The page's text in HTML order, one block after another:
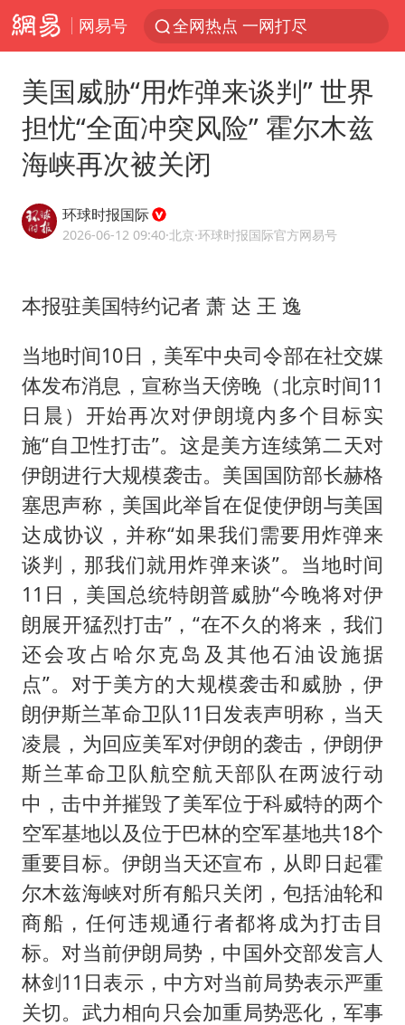
网易号 全网热点 一网打尽
美国威胁“用炸弹来谈判” 世界
担忧“全面冲突风险” 霍尔木兹
海峡再次被关闭
环球时报国际
2026-06-12 09:40·北京·环球时报国际官方网易号
本报驻美国特约记者 萧 达 王 逸
当地时间10日，美军中央司令部在社交媒
体发布消息，宣称当天傍晚（北京时间11
日晨）开始再次对伊朗境内多个目标实
施“自卫性打击”。这是美方连续第二天对
伊朗进行大规模袭击。美国国防部长赫格
塞思声称，美国此举旨在促使伊朗与美国
达成协议，并称“如果我们需要用炸弹来
谈判，那我们就用炸弹来谈”。当地时间
11日，美国总统特朗普威胁“今晚将对伊
朗展开猛烈打击”，“在不久的将来，我们
还会攻占哈尔克岛及其他石油设施据
点”。对于美方的大规模袭击和威胁，伊
朗伊斯兰革命卫队11日发表声明称，当天
凌晨，为回应美军对伊朗的袭击，伊朗伊
斯兰革命卫队航空航天部队在两波行动
中，击中并摧毁了美军位于科威特的两个
空军基地以及位于巴林的空军基地共18个
重要目标。伊朗当天还宣布，从即日起霍
尔木兹海峡对所有船只关闭，包括油轮和
商船，任何违规通行者都将成为打击目
标。对当前伊朗局势，中国外交部发言人
林剑11日表示，中方对当前局势表示严重
关切。武力相向只会加重局势恶化，军事